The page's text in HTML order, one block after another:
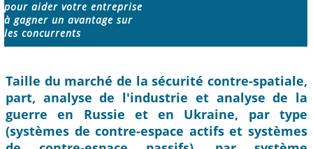
pour aider votre entreprise
à gagner un avantage sur
les concurrents
Taille du marché de la sécurité contre-spatiale,
part, analyse de l'industrie et analyse de la
guerre en Russie et en Ukraine, par type
(systèmes de contre-espace actifs et systèmes